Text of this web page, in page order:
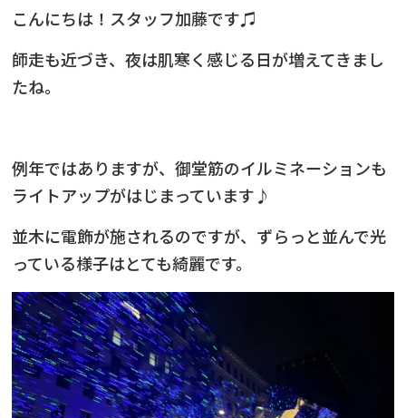
こんにちは！スタッフ加藤です♫
師走も近づき、夜は肌寒く感じる日が増えてきまし
たね。
例年ではありますが、御堂筋のイルミネーションも
ライトアップがはじまっています♪
並木に電飾が施されるのですが、ずらっと並んで光
っている様子はとても綺麗です。